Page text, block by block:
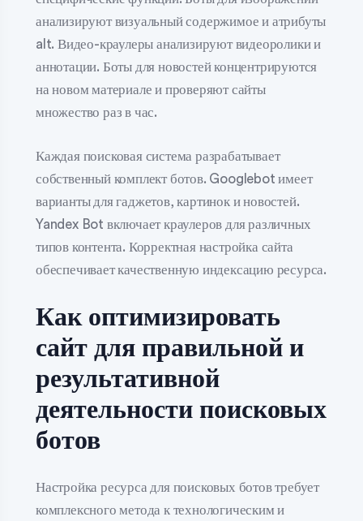
анализируют визуальный содержимое и атрибуты
alt. Видео-краулеры анализируют видеоролики и
аннотации. Боты для новостей концентрируются
на новом материале и проверяют сайты
множество раз в час.
Каждая поисковая система разрабатывает
собственный комплект ботов. Googlebot имеет
варианты для гаджетов, картинок и новостей.
Yandex Bot включает краулеров для различных
типов контента. Корректная настройка сайта
обеспечивает качественную индексацию ресурса.
Как оптимизировать
сайт для правильной и
результативной
деятельности поисковых
ботов
Настройка ресурса для поисковых ботов требует
комплексного метода к технологическим и